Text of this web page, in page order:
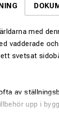
med
vadderade
svetsat
av
upp i